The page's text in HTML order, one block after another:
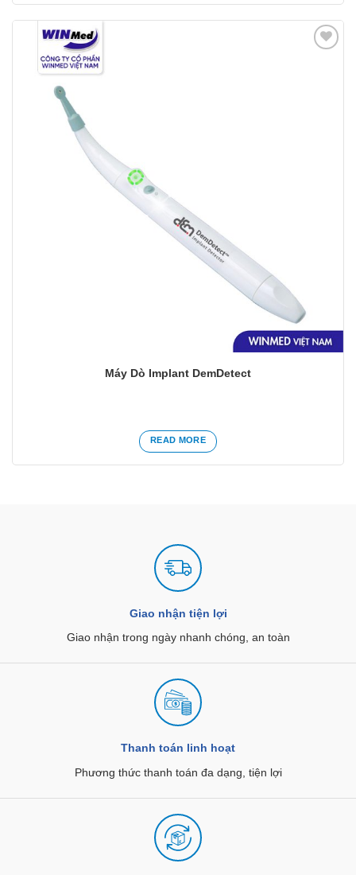
Máy Dò Implant DemDetect
READ MORE
Giao nhận tiện lợi
Giao nhận trong ngày nhanh chóng, an toàn
Thanh toán linh hoạt
Phương thức thanh toán đa dạng, tiện lợi